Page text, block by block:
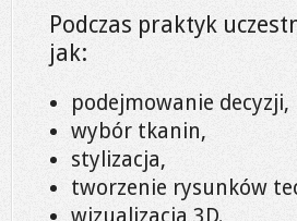
Podczas praktyk
jak:
podejmowanie decyzji,
wybór tkanin,
stylizacja,
tworzenie rysunków